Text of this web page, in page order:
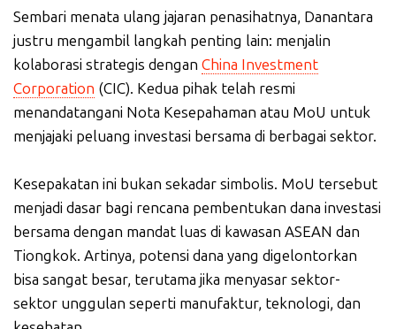
Sembari menata ulang jajaran penasihatnya, Danantara
justru mengambil langkah penting lain: menjalin
kolaborasi strategis dengan China Investment
Corporation (CIC). Kedua pihak telah resmi
menandatangani Nota Kesepahaman atau MoU untuk
menjajaki peluang investasi bersama di berbagai sektor.
Kesepakatan ini bukan sekadar simbolis. MoU tersebut
menjadi dasar bagi rencana pembentukan dana investasi
bersama dengan mandat luas di kawasan ASEAN dan
Tiongkok. Artinya, potensi dana yang digelontorkan
bisa sangat besar, terutama jika menyasar sektor-
sektor unggulan seperti manufaktur, teknologi, dan